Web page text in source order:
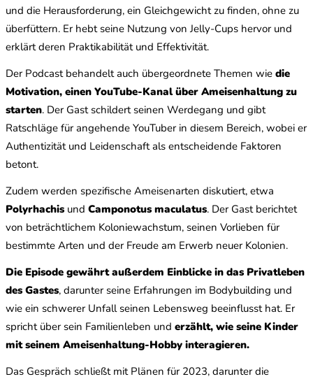
und die Herausforderung, ein Gleichgewicht zu finden, ohne zu
überfüttern. Er hebt seine Nutzung von Jelly-Cups hervor und
erklärt deren Praktikabilität und Effektivität.
Der Podcast behandelt auch übergeordnete Themen wie die
Motivation, einen YouTube-Kanal über Ameisenhaltung zu
starten. Der Gast schildert seinen Werdegang und gibt
Ratschläge für angehende YouTuber in diesem Bereich, wobei er
Authentizität und Leidenschaft als entscheidende Faktoren
betont.
Zudem werden spezifische Ameisenarten diskutiert, etwa
Polyrhachis und Camponotus maculatus. Der Gast berichtet
von beträchtlichem Koloniewachstum, seinen Vorlieben für
bestimmte Arten und der Freude am Erwerb neuer Kolonien.
Die Episode gewährt außerdem Einblicke in das Privatleben
des Gastes, darunter seine Erfahrungen im Bodybuilding und
wie ein schwerer Unfall seinen Lebensweg beeinflusst hat. Er
spricht über sein Familienleben und erzählt, wie seine Kinder
mit seinem Ameisenhaltung-Hobby interagieren.
Das Gespräch schließt mit Plänen für 2023, darunter die